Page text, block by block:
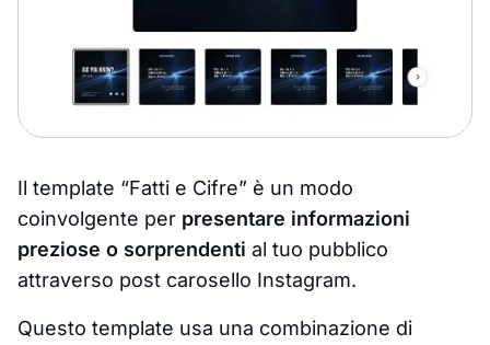
Il template “Fatti e Cifre” è un modo
coinvolgente per presentare informazioni
preziose o sorprendenti al tuo pubblico
attraverso post carosello Instagram.
Questo template usa una combinazione di